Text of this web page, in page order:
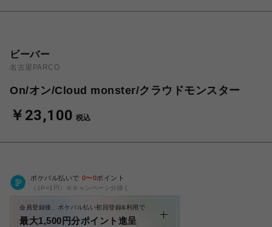
ビーバー
名古屋PARCO
On/オン/Cloud monster/クラウドモンスター
￥23,100 税込
ポケパル払いで 0〜0ポイント
（1P=1円）※キャンペーン分除く
会員登録後、ポケパル払い初回登録&利用で
最大1,500円分ポイント進呈